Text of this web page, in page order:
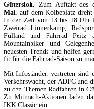
Gütersloh. Zum Auftakt des
Mai , auf dem Kolbeplatz
In der Zeit von 13 bis 18 Uhr
Zweirad Linnenkamp,
Fulland und Fahrrad Peitz
Mountainbiker und
neuesten Trends und helfen
fit für die Fahrrad-Saison zu
Mit Infoständen vertreten sind
Verkehrswacht, der ADFC und
zu den Themen Radfahren in
Zu Mitmach-Aktionen laden
IKK Classic ein.